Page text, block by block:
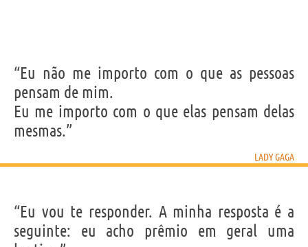
“Eu não me importo com o que as pessoas
pensam de mim.
Eu me importo com o que elas pensam delas
mesmas.”
LADY GAGA
“Eu vou te responder. A minha resposta é a
seguinte: eu acho prêmio em geral uma